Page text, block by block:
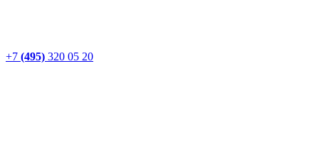
+7 (495) 320 05 20